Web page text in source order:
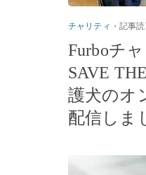
チャリティ ・ 記事
Furboチ
SAVE
護犬のオ
配信しま